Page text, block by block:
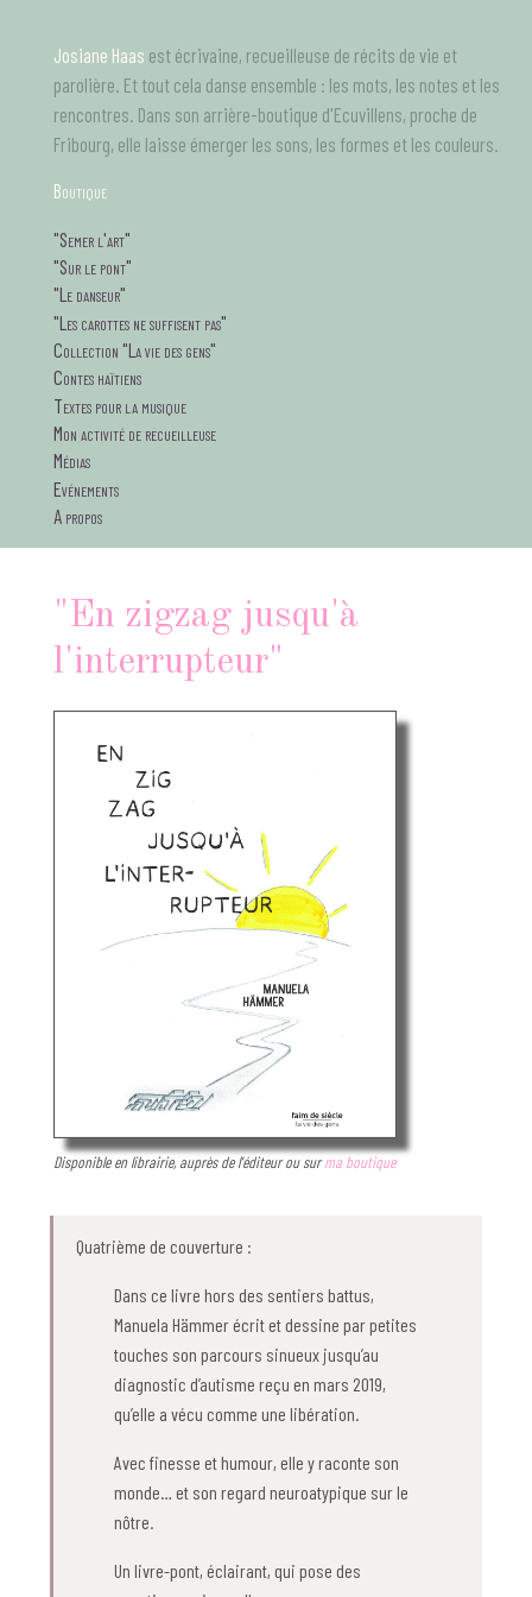
contenu
principal
"En zigzag jusqu'à
l'interrupteur"
Disponible en librairie, auprès de l'éditeur ou surma boutique
Quatrième de couverture :
Dans ce livre hors des sentiers battus,
Manuela Hämmer écrit et dessine par petites
touches son parcours sinueux jusqu’au
diagnostic d’autisme reçu en mars 2019,
qu’elle a vécu comme une libération.
Avec finesse et humour, elle y raconte son
monde… et son regard neuroatypique sur le
nôtre.
Un livre-pont, éclairant, qui pose des
Josiane Haas est écrivaine, recueilleuse de récits de vie et
parolière. Et tout cela danse ensemble : les mots, les notes et les
rencontres. Dans son arrière-boutique d'Ecuvillens, proche de
Fribourg, elle laisse émerger les sons, les formes et les couleurs.
Boutique
tagsMenu
"Semer l'art"
"Sur le pont"
"Le danseur"
"Les carottes ne suffisent pas"
Collection "La vie des gens"
Contes haïtiens
Textes pour la musique
Mon activité de recueilleuse
Médias
Evénements
A propos